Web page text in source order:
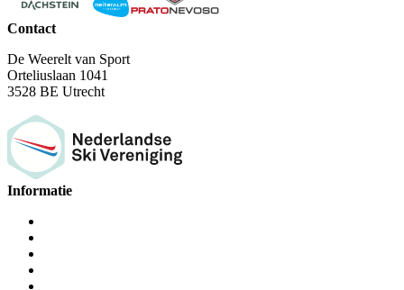
Contact
De Weerelt van Sport
Orteliuslaan 1041
3528 BE Utrecht
Informatie